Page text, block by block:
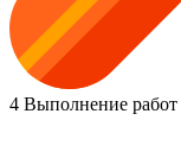
4 Выполнение работ